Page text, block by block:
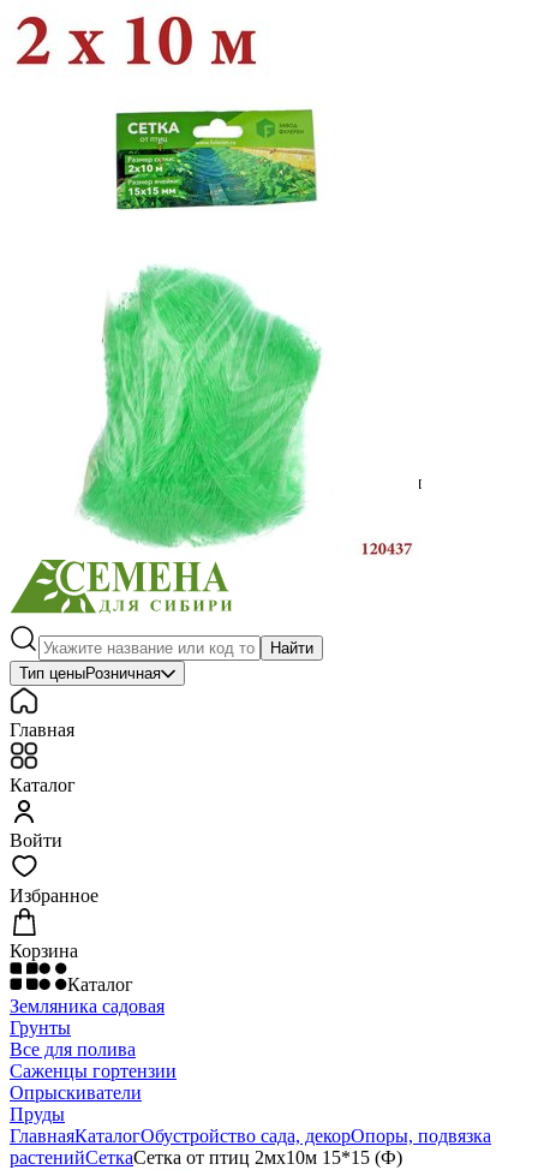
Выберите город
Газонные травы, сидераты
Горшки, рассадники, аксессуары
Посадочный материал
Садовый инструмент, инвентарь
Консервирование
Средства защиты, удобрения, добавки, химия
Обустройство сада, декор
Найти
Тип ценыРозничная
Главная
Каталог
Войти
Избранное
Корзина
Каталог
Земляника садовая
Грунты
Все для полива
Саженцы гортензии
Опрыскиватели
Пруды
ГлавнаяКаталогОбустройство сада, декорОпоры, подвязка
растенийСеткаСетка от птиц 2мх10м 15*15 (Ф)